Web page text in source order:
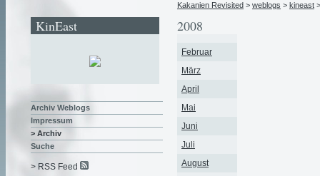
Kakanien Revisited > weblogs > kineast
2008
Februar
März
April
Mai
Juni
Juli
August
KinEast
Archiv Weblogs
Impressum
> Archiv
Suche
> RSS Feed